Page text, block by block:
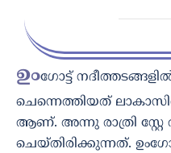
ഉംഗോട്ട്
ചെന്നെത്തിയത്
ആണ്. അന്നു രാത്രി
ചെയ്തിരിക്കുന്നത്.